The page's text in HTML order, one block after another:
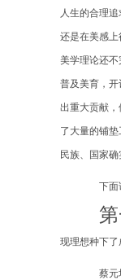
人生的合理
还是在美感
美学理论还
普及美育，
出重大贡献
了大量的铺
民族、国家确
下面
第
现理想种下了
蔡元